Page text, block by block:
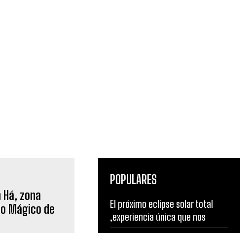
POPULARES
El próximo eclipse solar total
,experiencia única que nos